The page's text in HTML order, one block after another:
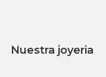
Nuestra joyeria